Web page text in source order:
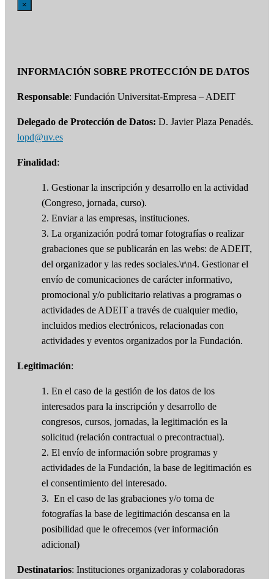
×
INFORMACIÓN SOBRE PROTECCIÓN DE DATOS
Responsable: Fundación Universitat-Empresa – ADEIT
Delegado de Protección de Datos: D. Javier Plaza Penadés.
lopd@uv.es
Finalidad:
1. Gestionar la inscripción y desarrollo en la actividad
(Congreso, jornada, curso).
2. Enviar a las empresas, instituciones.
3. La organización podrá tomar fotografías o realizar
grabaciones que se publicarán en las webs: de ADEIT,
del organizador y las redes sociales.\r\n4. Gestionar el
envío de comunicaciones de carácter informativo,
promocional y/o publicitario relativas a programas o
actividades de ADEIT a través de cualquier medio,
incluidos medios electrónicos, relacionadas con
actividades y eventos organizados por la Fundación.
Legitimación:
1. En el caso de la gestión de los datos de los
interesados para la inscripción y desarrollo de
congresos, cursos, jornadas, la legitimación es la
solicitud (relación contractual o precontractual).
2. El envío de información sobre programas y
actividades de la Fundación, la base de legitimación es
el consentimiento del interesado.
3. En el caso de las grabaciones y/o toma de
fotografías la base de legitimación descansa en la
posibilidad que le ofrecemos (ver información
adicional)
Destinatarios: Instituciones organizadoras y colaboradoras